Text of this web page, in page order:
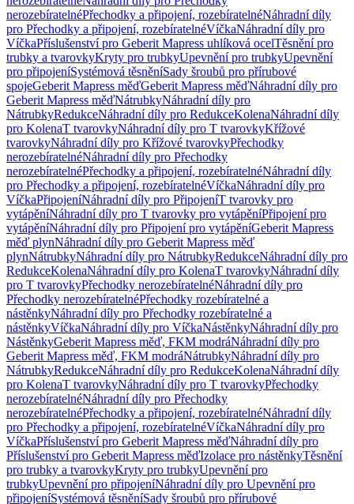
nerozebíratelnéPřechodky a připojení, rozebíratelnéNáhradní díly
pro Přechodky a připojení, rozebíratelnéVíčkaNáhradní díly pro
VíčkaPříslušenství pro Geberit Mapress uhlíková ocelTěsnění pro
trubky a tvarovkyKryty pro trubkyUpevnění pro trubkyUpevnění
pro připojeníSystémová těsněníSady šroubů pro přírubové
spojeGeberit Mapress měďGeberit Mapress měďNáhradní díly pro
Geberit Mapress měďNátrubkyNáhradní díly pro
NátrubkyRedukceNáhradní díly pro RedukceKolenaNáhradní díly
pro KolenaT tvarovkyNáhradní díly pro T tvarovkyKřížové
tvarovkyNáhradní díly pro Křížové tvarovkyPřechodky
nerozebíratelnéNáhradní díly pro Přechodky
nerozebíratelnéPřechodky a připojení, rozebíratelnéNáhradní díly
pro Přechodky a připojení, rozebíratelnéVíčkaNáhradní díly pro
VíčkaPřipojeníNáhradní díly pro PřipojeníT tvarovky pro
vytápěníNáhradní díly pro T tvarovky pro vytápěníPřipojení pro
vytápěníNáhradní díly pro Připojení pro vytápěníGeberit Mapress
měď plynNáhradní díly pro Geberit Mapress měď
plynNátrubkyNáhradní díly pro NátrubkyRedukceNáhradní díly pro
RedukceKolenaNáhradní díly pro KolenaT tvarovkyNáhradní díly
pro T tvarovkyPřechodky nerozebíratelnéNáhradní díly pro
Přechodky nerozebíratelnéPřechodky rozebíratelné a
nástěnkyNáhradní díly pro Přechodky rozebíratelné a
nástěnkyVíčkaNáhradní díly pro VíčkaNástěnkyNáhradní díly pro
NástěnkyGeberit Mapress měď, FKM modráNáhradní díly pro
Geberit Mapress měď, FKM modráNátrubkyNáhradní díly pro
NátrubkyRedukceNáhradní díly pro RedukceKolenaNáhradní díly
pro KolenaT tvarovkyNáhradní díly pro T tvarovkyPřechodky
nerozebíratelnéNáhradní díly pro Přechodky
nerozebíratelnéPřechodky a připojení, rozebíratelnéNáhradní díly
pro Přechodky a připojení, rozebíratelnéVíčkaNáhradní díly pro
VíčkaPříslušenství pro Geberit Mapress měďNáhradní díly pro
Příslušenství pro Geberit Mapress měďIzolace pro nástěnkyTěsnění
pro trubky a tvarovkyKryty pro trubkyUpevnění pro
trubkyUpevnění pro připojeníNáhradní díly pro Upevnění pro
připojeníSystémová těsněníSady šroubů pro přírubové